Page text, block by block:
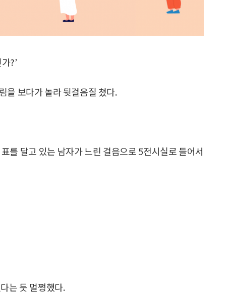
?’
을 보다가 놀라 뒷걸음질 쳤다.
를 달고 있는 남자가 느린 걸음으로 5전시실로 들어서
는 듯 멀쩡했다.